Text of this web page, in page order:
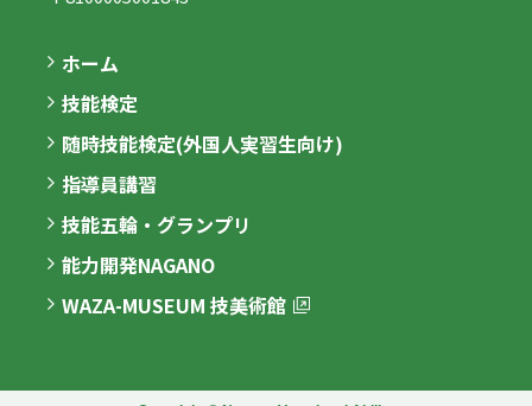
ホーム
技能検定
随時技能検定(外国人実習生向け)
指導員講習
技能五輪・グランプリ
能力開発NAGANO
WAZA-MUSEUM 技美術館